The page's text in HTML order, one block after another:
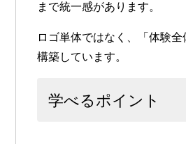
まで統一感があります。
ロゴ単体ではなく、「体験
構築しています。
学べるポイント